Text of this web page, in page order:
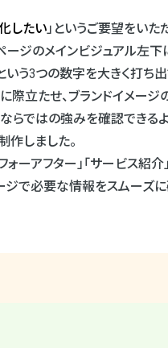
したい」というご要望をいた
ジのメインビジュアル左下
いう3つの数字を大きく打ち
際立たせ、ブランドイメー
はの強みを確認できるよう
作しました。
ォーアフター」「サービス紹
ジで必要な情報をスムーズ